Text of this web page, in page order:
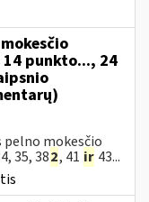
14 punkto..., 24
mokesčio
35, 382, 41 ir 43...